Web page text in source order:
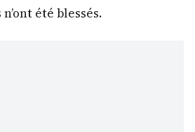
été blessés.